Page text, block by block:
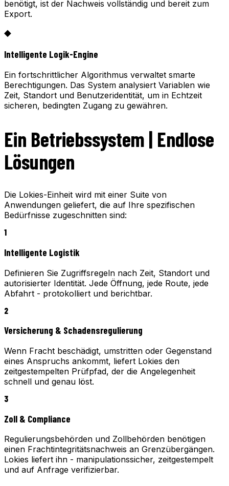
benötigt, ist der Nachweis vollständig und bereit zum
Export.
◆
Intelligente Logik-Engine
Ein fortschrittlicher Algorithmus verwaltet smarte
Berechtigungen. Das System analysiert Variablen wie
Zeit, Standort und Benutzeridentität, um in Echtzeit
sicheren, bedingten Zugang zu gewähren.
Ein Betriebssystem | Endlose
Lösungen
Die Lokies-Einheit wird mit einer Suite von
Anwendungen geliefert, die auf Ihre spezifischen
Bedürfnisse zugeschnitten sind:
1
Intelligente Logistik
Definieren Sie Zugriffsregeln nach Zeit, Standort und
autorisierter Identität. Jede Öffnung, jede Route, jede
Abfahrt - protokolliert und berichtbar.
2
Versicherung & Schadensregulierung
Wenn Fracht beschädigt, umstritten oder Gegenstand
eines Anspruchs ankommt, liefert Lokies den
zeitgestempelten Prüfpfad, der die Angelegenheit
schnell und genau löst.
3
Zoll & Compliance
Regulierungsbehörden und Zollbehörden benötigen
einen Frachtintegritätsnachweis an Grenzübergängen.
Lokies liefert ihn - manipulationssicher, zeitgestempelt
und auf Anfrage verifizierbar.